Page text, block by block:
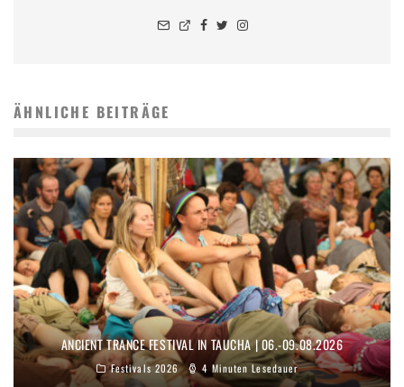
ÄHNLICHE BEITRÄGE
ANCIENT TRANCE FESTIVAL IN TAUCHA | 06.-09.08.2026
Festivals 2026 4 Minuten Lesedauer